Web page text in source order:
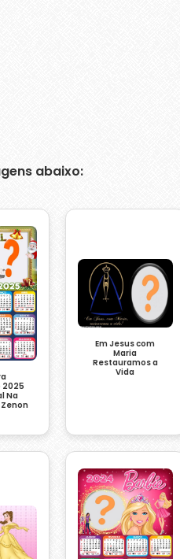
abaixo:
2025
Na
Em Jesus com
Maria
Restauramos a
Vida